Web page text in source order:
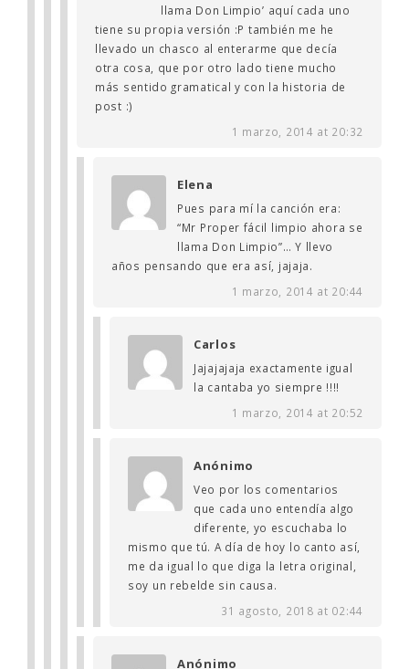
llama Don Limpio’ aquí cada uno
tiene su propia versión :P también me he
llevado un chasco al enterarme que decía
otra cosa, que por otro lado tiene mucho
más sentido gramatical y con la historia de
post :)
1 marzo, 2014 at 20:32
Elena
Pues para mí la canción era:
“Mr Proper fácil limpio ahora se
llama Don Limpio”… Y llevo
años pensando que era así, jajaja.
1 marzo, 2014 at 20:44
Carlos
Jajajajaja exactamente igual
la cantaba yo siempre !!!!
1 marzo, 2014 at 20:52
Anónimo
Veo por los comentarios
que cada uno entendía algo
diferente, yo escuchaba lo
mismo que tú. A día de hoy lo canto así,
me da igual lo que diga la letra original,
soy un rebelde sin causa.
31 agosto, 2018 at 02:44
Anónimo